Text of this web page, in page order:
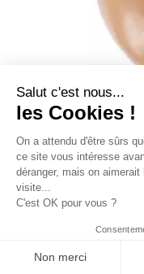
Jeu de
AmbuMan
Salut c'est nous...
les Cookies !
On a attendu d'être sûrs
ce site vous intéresse
déranger, mais on
visite...
C'est OK pour vous ?
Non merci